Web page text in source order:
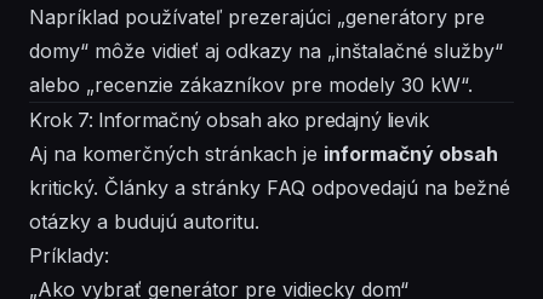
Napríklad používateľ prezerajúci „generátory pre
domy“ môže vidieť aj odkazy na „inštalačné služby“
alebo „recenzie zákazníkov pre modely 30 kW“.
Krok 7: Informačný obsah ako predajný lievik
Aj na komerčných stránkach je informačný obsah
kritický. Články a stránky FAQ odpovedajú na bežné
otázky a budujú autoritu.
Príklady:
„Ako vybrať generátor pre vidiecky dom“